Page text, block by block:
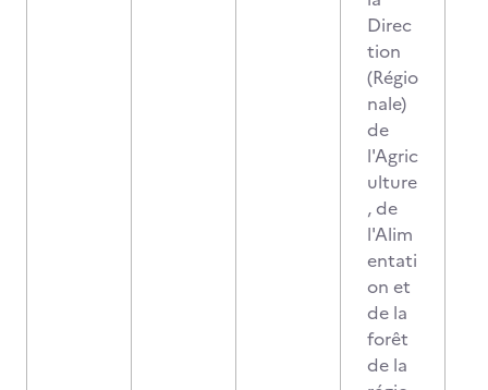
Direc
tion
(Régio
nale)
de
l'Agric
ulture
, de
l'Alim
entati
on et
de la
forêt
de la